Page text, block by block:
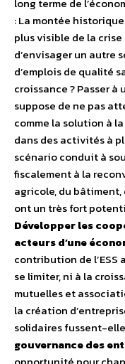
long terme de
: La montée
plus visible de la crise
d’envisager un autre
d’emplois de qualité
croissance ? Passer
suppose de ne pas
comme la solution à
dans des activités à
scénario conduit à
fiscalement à la
agricole, du bâtiment,
ont un très fort
Développer les
acteurs d’une
contribution de
se limiter, ni à la
mutuelles et
la création
solidaires fussent-
gouvernance des